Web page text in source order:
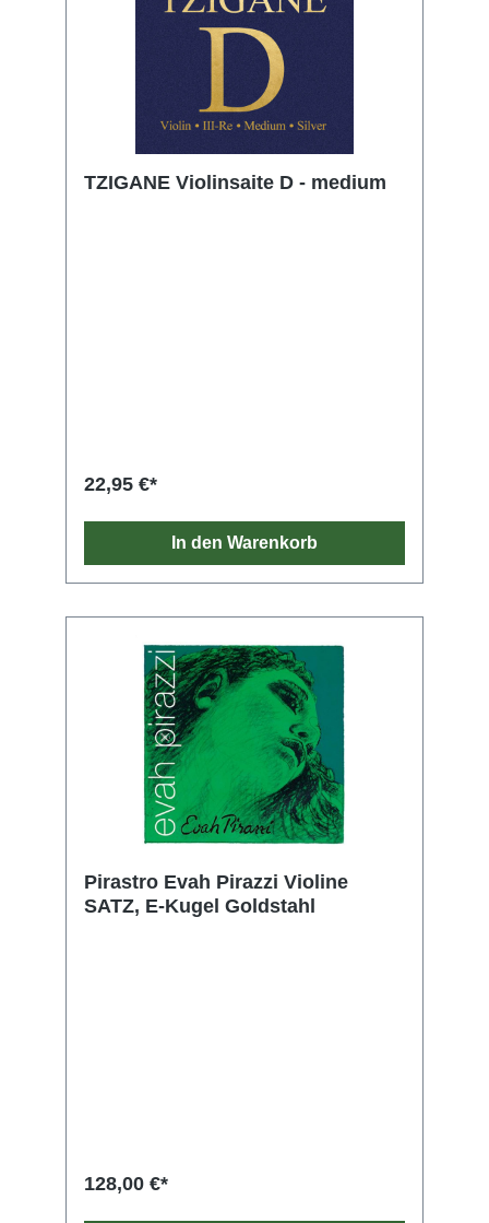
TZIGANE Violinsaite D - medium
22,95 €*
In den Warenkorb
Pirastro Evah Pirazzi Violine
SATZ, E-Kugel Goldstahl
128,00 €*